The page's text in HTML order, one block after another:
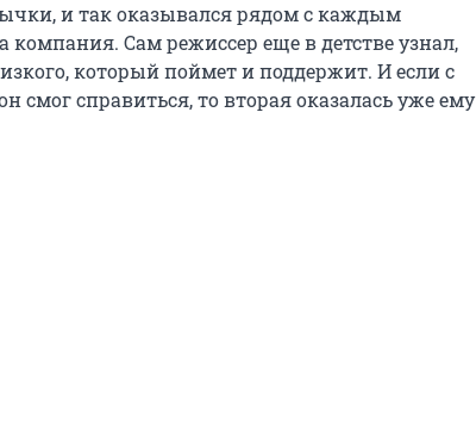
и так оказывался рядом с каждым
Сам режиссер еще в детстве узнал,
который поймет и поддержит. И если с
смог справиться, то вторая оказалась уже ему